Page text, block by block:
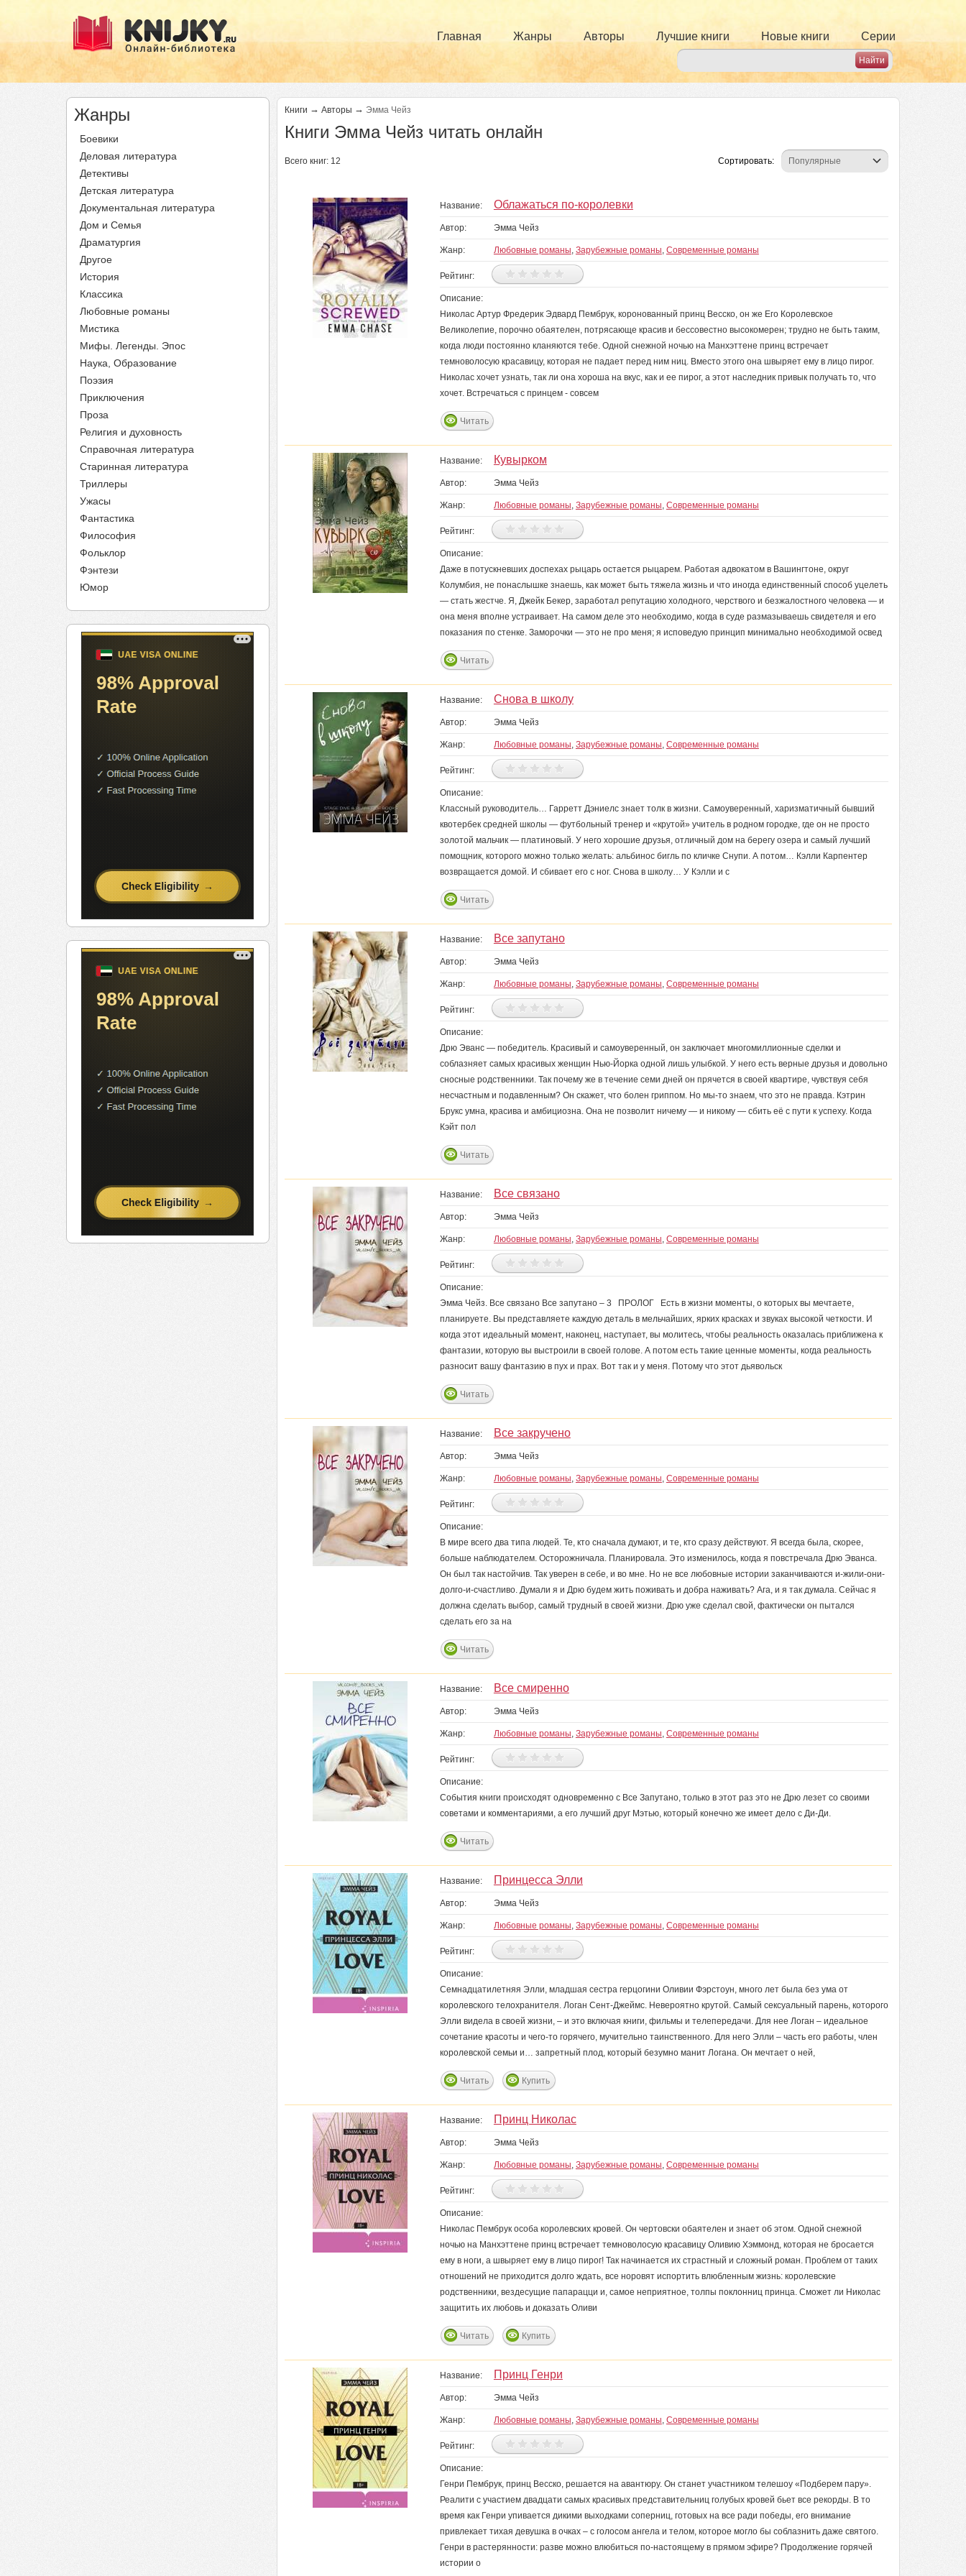
Главная Жанры Авторы Лучшие книги Новые книги Серии
Жанры
Боевики
Деловая литература
Детективы
Детская литература
Документальная литература
Дом и Семья
Драматургия
Другое
История
Классика
Любовные романы
Мистика
Мифы. Легенды. Эпос
Наука, Образование
Поэзия
Приключения
Проза
Религия и духовность
Справочная литература
Старинная литература
Триллеры
Ужасы
Фантастика
Философия
Фольклор
Фэнтези
Юмор
Книги → Авторы → Эмма Чейз
Книги Эмма Чейз читать онлайн
Всего книг: 12 Сортировать:
Название: Облажаться по-королевки
Автор: Эмма Чейз
Жанр: Любовные романы, Зарубежные романы, Современные романы
Рейтинг:
Описание:
Николас Артур Фредерик Эдвард Пембрук, коронованный принц Весско, он же Его Королевское
Великолепие, порочно обаятелен, потрясающе красив и бессовестно высокомерен; трудно не быть таким,
когда люди постоянно кланяются тебе. Одной снежной ночью на Манхэттене принц встречает
темноволосую красавицу, которая не падает перед ним ниц. Вместо этого она швыряет ему в лицо пирог.
Николас хочет узнать, так ли она хороша на вкус, как и ее пирог, а этот наследник привык получать то, что
хочет. Встречаться с принцем - совсем
Читать
Название: Кувырком
Автор: Эмма Чейз
Жанр: Любовные романы, Зарубежные романы, Современные романы
Рейтинг:
Описание:
Даже в потускневших доспехах рыцарь остается рыцарем. Работая адвокатом в Вашингтоне, округ
Колумбия, не понаслышке знаешь, как может быть тяжела жизнь и что иногда единственный способ уцелеть
— стать жестче. Я, Джейк Бекер, заработал репутацию холодного, черствого и безжалостного человека — и
она меня вполне устраивает. На самом деле это необходимо, когда в суде размазываешь свидетеля и его
показания по стенке. Заморочки — это не про меня; я исповедую принцип минимально необходимой освед
Читать
Название: Снова в школу
Автор: Эмма Чейз
Жанр: Любовные романы, Зарубежные романы, Современные романы
Рейтинг:
Описание:
Классный руководитель… Гарретт Дэниелс знает толк в жизни. Самоуверенный, харизматичный бывший
квотербек средней школы — футбольный тренер и «крутой» учитель в родном городке, где он не просто
золотой мальчик — платиновый. У него хорошие друзья, отличный дом на берегу озера и самый лучший
помощник, которого можно только желать: альбинос бигль по кличке Снупи. А потом… Кэлли Карпентер
возвращается домой. И сбивает его с ног. Снова в школу… У Кэлли и с
Читать
Название: Все запутано
Автор: Эмма Чейз
Жанр: Любовные романы, Зарубежные романы, Современные романы
Рейтинг:
Описание:
Дрю Эванс — победитель. Красивый и самоуверенный, он заключает многомиллионные сделки и
соблазняет самых красивых женщин Нью-Йорка одной лишь улыбкой. У него есть верные друзья и довольно
сносные родственники. Так почему же в течение семи дней он прячется в своей квартире, чувствуя себя
несчастным и подавленным? Он скажет, что болен гриппом. Но мы-то знаем, что это не правда. Кэтрин
Брукс умна, красива и амбициозна. Она не позволит ничему — и никому — сбить её с пути к успеху. Когда
Кэйт пол
Читать
Название: Все связано
Автор: Эмма Чейз
Жанр: Любовные романы, Зарубежные романы, Современные романы
Рейтинг:
Описание:
Эмма Чейз. Все связано Все запутано – 3 ПРОЛОГ Есть в жизни моменты, о которых вы мечтаете,
планируете. Вы представляете каждую деталь в мельчайших, ярких красках и звуках высокой четкости. И
когда этот идеальный момент, наконец, наступает, вы молитесь, чтобы реальность оказалась приближена к
фантазии, которую вы выстроили в своей голове. А потом есть такие ценные моменты, когда реальность
разносит вашу фантазию в пух и прах. Вот так и у меня. Потому что этот дьявольск
Читать
Название: Все закручено
Автор: Эмма Чейз
Жанр: Любовные романы, Зарубежные романы, Современные романы
Рейтинг:
Описание:
В мире всего два типа людей. Те, кто сначала думают, и те, кто сразу действуют. Я всегда была, скорее,
больше наблюдателем. Осторожничала. Планировала. Это изменилось, когда я повстречала Дрю Эванса.
Он был так настойчив. Так уверен в себе, и во мне. Но не все любовные истории заканчиваются и-жили-они-
долго-и-счастливо. Думали я и Дрю будем жить поживать и добра наживать? Ага, и я так думала. Сейчас я
должна сделать выбор, самый трудный в своей жизни. Дрю уже сделал свой, фактически он пытался
сделать его за на
Читать
Название: Все смиренно
Автор: Эмма Чейз
Жанр: Любовные романы, Зарубежные романы, Современные романы
Рейтинг:
Описание:
События книги происходят одновременно с Все Запутано, только в этот раз это не Дрю лезет со своими
советами и комментариями, а его лучший друг Мэтью, который конечно же имеет дело с Ди-Ди.
Читать
Название: Принцесса Элли
Автор: Эмма Чейз
Жанр: Любовные романы, Зарубежные романы, Современные романы
Рейтинг:
Описание:
Семнадцатилетняя Элли, младшая сестра герцогини Оливии Фэрстоун, много лет была без ума от
королевского телохранителя. Логан Сент-Джеймс. Невероятно крутой. Самый сексуальный парень, которого
Элли видела в своей жизни, – и это включая книги, фильмы и телепередачи. Для нее Логан – идеальное
сочетание красоты и чего-то горячего, мучительно таинственного. Для него Элли – часть его работы, член
королевской семьи и… запретный плод, который безумно манит Логана. Он мечтает о ней,
Читать Купить
Название: Принц Николас
Автор: Эмма Чейз
Жанр: Любовные романы, Зарубежные романы, Современные романы
Рейтинг:
Описание:
Николас Пембрук особа королевских кровей. Он чертовски обаятелен и знает об этом. Одной снежной
ночью на Манхэттене принц встречает темноволосую красавицу Оливию Хэммонд, которая не бросается
ему в ноги, а швыряет ему в лицо пирог! Так начинается их страстный и сложный роман. Проблем от таких
отношений не приходится долго ждать, все норовят испортить влюбленным жизнь: королевские
родственники, вездесущие папарацци и, самое неприятное, толпы поклонниц принца. Сможет ли Николас
защитить их любовь и доказать Оливи
Читать Купить
Название: Принц Генри
Автор: Эмма Чейз
Жанр: Любовные романы, Зарубежные романы, Современные романы
Рейтинг:
Описание:
Генри Пембрук, принц Весско, решается на авантюру. Он станет участником телешоу «Подберем пару».
Реалити с участием двадцати самых красивых представительниц голубых кровей бьет все рекорды. В то
время как Генри упивается дикими выходками соперниц, готовых на все ради победы, его внимание
привлекает тихая девушка в очках – с голосом ангела и телом, которое могло бы соблазнить даже святого.
Генри в растерянности: разве можно влюбиться по-настоящему в прямом эфире? Продолжение горячей
истории о